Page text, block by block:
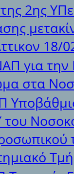
2ης
18/
για
στα